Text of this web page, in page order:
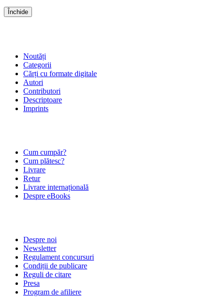
Închide
Noutăți
Categorii
Cărți cu formate digitale
Autori
Contributori
Descriptoare
Imprints
Cum cumpăr?
Cum plătesc?
Livrare
Retur
Livrare internațională
Despre eBooks
Despre noi
Newsletter
Regulament concursuri
Condiții de publicare
Reguli de citare
Presa
Program de afiliere